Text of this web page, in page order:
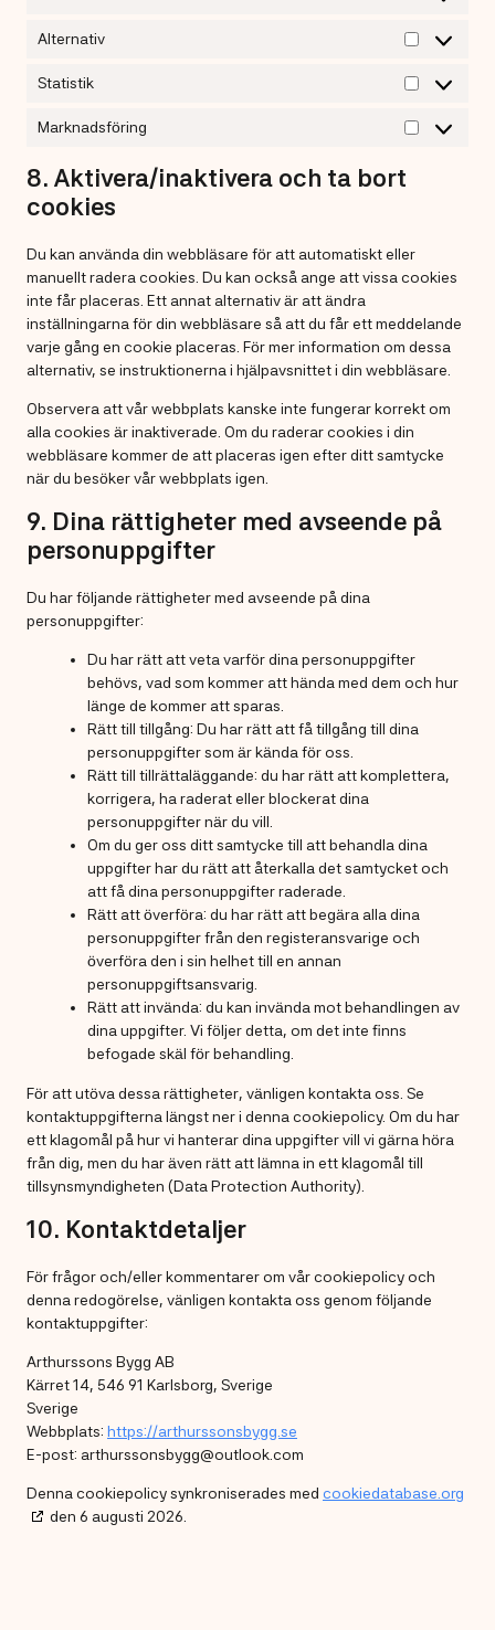
Alternativ
Alternativ
Statistik
Statistik
Marknadsföring
8. Aktivera/inaktivera och ta bort
cookies
Du kan använda din webbläsare för att automatiskt eller
manuellt radera cookies. Du kan också ange att vissa cookies
inte får placeras. Ett annat alternativ är att ändra
inställningarna för din webbläsare så att du får ett meddelande
varje gång en cookie placeras. För mer information om dessa
alternativ, se instruktionerna i hjälpavsnittet i din webbläsare.
Observera att vår webbplats kanske inte fungerar korrekt om
alla cookies är inaktiverade. Om du raderar cookies i din
webbläsare kommer de att placeras igen efter ditt samtycke
när du besöker vår webbplats igen.
9. Dina rättigheter med avseende på
personuppgifter
Du har följande rättigheter med avseende på dina
personuppgifter:
Du har rätt att veta varför dina personuppgifter
behövs, vad som kommer att hända med dem och hur
länge de kommer att sparas.
Rätt till tillgång: Du har rätt att få tillgång till dina
personuppgifter som är kända för oss.
Rätt till tillrättaläggande: du har rätt att komplettera,
korrigera, ha raderat eller blockerat dina
personuppgifter när du vill.
Om du ger oss ditt samtycke till att behandla dina
uppgifter har du rätt att återkalla det samtycket och
att få dina personuppgifter raderade.
Rätt att överföra: du har rätt att begära alla dina
personuppgifter från den registeransvarige och
överföra den i sin helhet till en annan
personuppgiftsansvarig.
Rätt att invända: du kan invända mot behandlingen av
dina uppgifter. Vi följer detta, om det inte finns
befogade skäl för behandling.
För att utöva dessa rättigheter, vänligen kontakta oss. Se
kontaktuppgifterna längst ner i denna cookiepolicy. Om du har
ett klagomål på hur vi hanterar dina uppgifter vill vi gärna höra
från dig, men du har även rätt att lämna in ett klagomål till
tillsynsmyndigheten (Data Protection Authority).
10. Kontaktdetaljer
För frågor och/eller kommentarer om vår cookiepolicy och
denna redogörelse, vänligen kontakta oss genom följande
kontaktuppgifter:
Arthurssons Bygg AB
Kärret 14, 546 91 Karlsborg, Sverige
Sverige
Webbplats: https://arthurssonsbygg.se
E-post: arthurssonsbygg@outlook.com
Denna cookiepolicy synkroniserades med cookiedatabase.org
den 6 augusti 2026.